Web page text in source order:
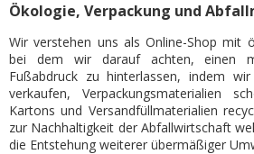
Ökologie, Verpackung und
Wir verstehen uns als Online-Shop mit
bei dem wir darauf achten, einen
Fußabdruck zu hinterlassen, indem
verkaufen, Verpackungsmaterialien
Kartons und Versandfüllmaterialien
zur Nachhaltigkeit der Abfallwirtschaft
die Entstehung weiterer übermäßiger